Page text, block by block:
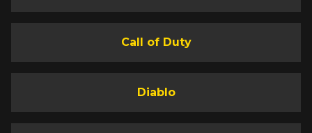
Call of Duty
Diablo